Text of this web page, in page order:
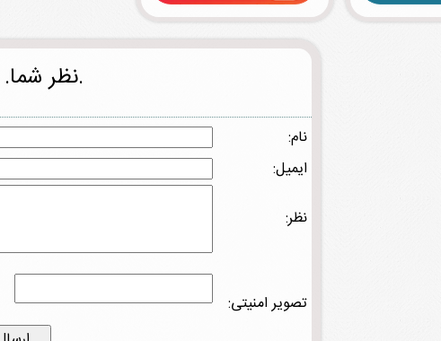
.نظر شما.
نام:
ایمیل:
نظر:
تصویر امنیتی: